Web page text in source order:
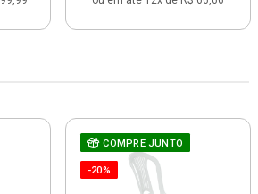
COMPRE JUNTO
-20%